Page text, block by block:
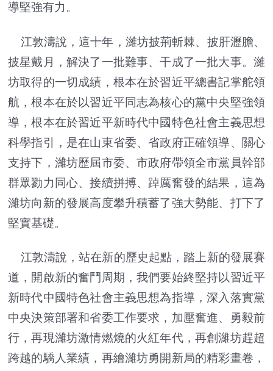
導堅強有力。
江敦濤說，這十年，濰坊披荊斬棘、披肝瀝膽、
披星戴月，解決了一批難事、干成了一批大事。濰
坊取得的一切成績，根本在於習近平總書記掌舵領
航，根本在於以習近平同志為核心的黨中央堅強領
導，根本在於習近平新時代中國特色社會主義思想
科學指引，是在山東省委、省政府正確領導、關心
支持下，濰坊歷屆市委、市政府帶領全市黨員幹部
群眾勠力同心、接續拼搏、踔厲奮發的結果，這為
濰坊向新的發展高度攀升積蓄了強大勢能、打下了
堅實基礎。
江敦濤說，站在新的歷史起點，踏上新的發展賽
道，開啟新的奮鬥周期，我們要始終堅持以習近平
新時代中國特色社會主義思想為指導，深入落實黨
中央決策部署和省委工作要求，加壓奮進、勇毅前
行，再現濰坊激情燃燒的火紅年代，再創濰坊趕超
跨越的驕人業績，再繪濰坊勇開新局的精彩畫卷，